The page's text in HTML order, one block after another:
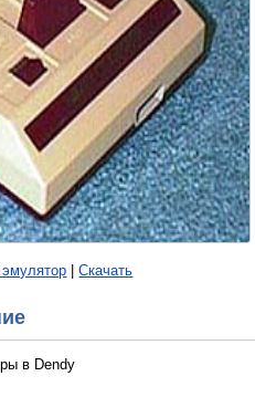
эмулятор |Скачать